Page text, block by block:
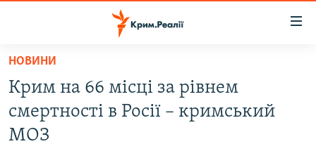
Перейти
основного
матеріалу
Перейти
до
ВОДА.КРИМ
ВІДЕО ТА ФОТО
НОВИНИ
Крим на 66 місці за рівнем
смертності в Росії – кримський
МОЗ